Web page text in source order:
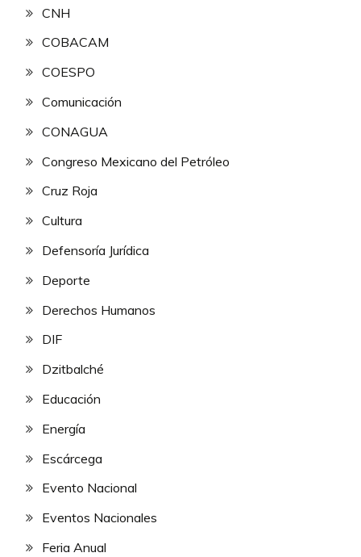
CNH
COBACAM
COESPO
Comunicación
CONAGUA
Congreso Mexicano del Petróleo
Cruz Roja
Cultura
Defensoría Jurídica
Deporte
Derechos Humanos
DIF
Dzitbalché
Educación
Energía
Escárcega
Evento Nacional
Eventos Nacionales
Feria Anual